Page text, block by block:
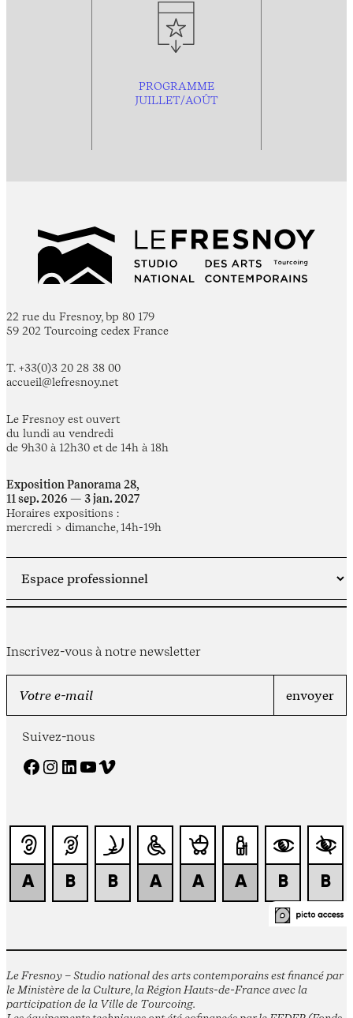
PROGRAMME
JUILLET/AOÛT
22 rue du Fresnoy, bp 80 179
59 202 Tourcoing cedex France
T. +33(0)3 20 28 38 00
accueil@lefresnoy.net
Le Fresnoy est ouvert
du lundi au vendredi
de 9h30 à 12h30 et de 14h à 18h
Exposition Panorama 28,
11 sep. 2026 — 3 jan. 2027
Horaires expositions :
mercredi > dimanche, 14h-19h
Inscrivez-vous à notre newsletter
Suivez-nous
Facebook Instagram LinkedIn YouTube Vimeo
Le Fresnoy – Studio national des arts contemporains est financé par
le Ministère de la Culture, la Région Hauts-de-France avec la
participation de la Ville de Tourcoing.